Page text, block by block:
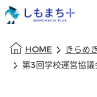
HOME きらめ
第3回学校運営協議